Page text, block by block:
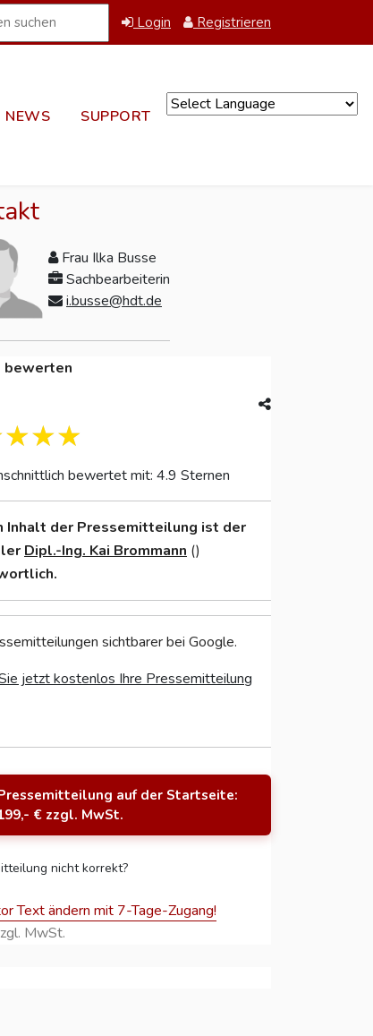
Login Registrieren
NEWS SUPPORT
Frau Ilka Busse
Sachbearbeiterin
i.busse@hdt.de
bewertet mit: 4.9 Sternen
Inhalt der Pressemitteilung ist der
Dipl.-Ing. Kai Brommann ()
sichtbarer bei Google.
jetzt kostenlos Ihre Pressemitteilung
auf der Startseite:
€ zzgl. MwSt.
nicht korrekt?
Text ändern mit 7-Tage-Zugang!
MwSt.